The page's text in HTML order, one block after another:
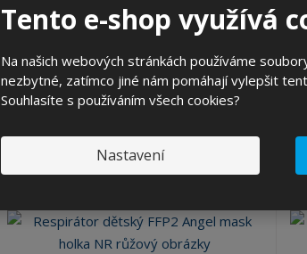
Tento e-shop využívá
Na našich webových stránkách používáme
nezbytné, zatímco jiné nám pomáhají vylepšit
Souhlasíte s používáním všech cookies?
Nastavení
Dětský respirátor třídy FFP2 Mickey je určený k